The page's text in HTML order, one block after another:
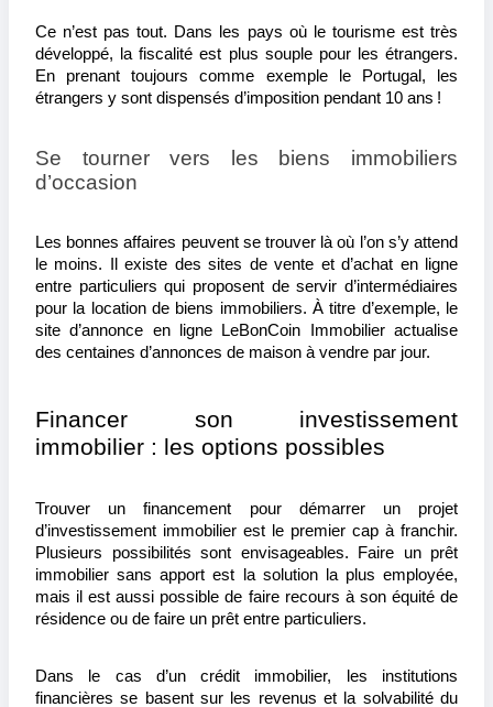
Ce n’est pas tout. Dans les pays où le tourisme est très
développé, la fiscalité est plus souple pour les étrangers.
En prenant toujours comme exemple le Portugal, les
étrangers y sont dispensés d’imposition pendant 10 ans !
Se tourner vers les biens immobiliers
d’occasion
Les bonnes affaires peuvent se trouver là où l’on s’y attend
le moins. Il existe des sites de vente et d’achat en ligne
entre particuliers qui proposent de servir d’intermédiaires
pour la location de biens immobiliers. À titre d’exemple, le
site d’annonce en ligne LeBonCoin Immobilier actualise
des centaines d’annonces de maison à vendre par jour.
Financer son investissement
immobilier : les options possibles
Trouver un financement pour démarrer un projet
d’investissement immobilier est le premier cap à franchir.
Plusieurs possibilités sont envisageables. Faire un prêt
immobilier sans apport est la solution la plus employée,
mais il est aussi possible de faire recours à son équité de
résidence ou de faire un prêt entre particuliers.
Dans le cas d’un crédit immobilier, les institutions
financières se basent sur les revenus et la solvabilité du